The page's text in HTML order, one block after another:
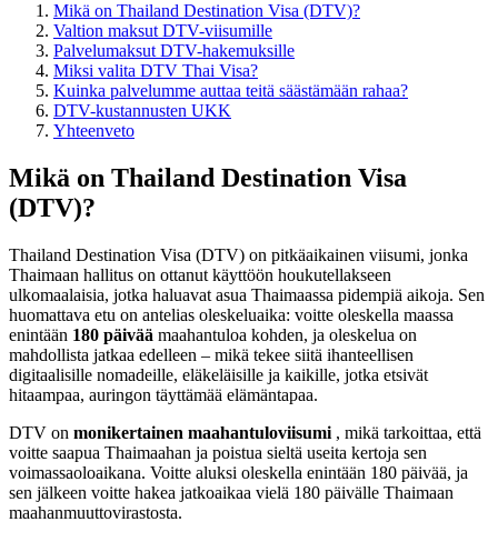
Mikä on Thailand Destination Visa (DTV)?
Valtion maksut DTV-viisumille
Palvelumaksut DTV-hakemuksille
Miksi valita DTV Thai Visa?
Kuinka palvelumme auttaa teitä säästämään rahaa?
DTV-kustannusten UKK
Yhteenveto
Mikä on Thailand Destination Visa
(DTV)?
Thailand Destination Visa (DTV) on pitkäaikainen viisumi, jonka
Thaimaan hallitus on ottanut käyttöön houkutellakseen
ulkomaalaisia, jotka haluavat asua Thaimaassa pidempiä aikoja. Sen
huomattava etu on antelias oleskeluaika: voitte oleskella maassa
enintään 180 päivää maahantuloa kohden, ja oleskelua on
mahdollista jatkaa edelleen – mikä tekee siitä ihanteellisen
digitaalisille nomadeille, eläkeläisille ja kaikille, jotka etsivät
hitaampaa, auringon täyttämää elämäntapaa.
DTV on monikertainen maahantuloviisumi , mikä tarkoittaa, että
voitte saapua Thaimaahan ja poistua sieltä useita kertoja sen
voimassaoloaikana. Voitte aluksi oleskella enintään 180 päivää, ja
sen jälkeen voitte hakea jatkoaikaa vielä 180 päivälle Thaimaan
maahanmuuttovirastosta.